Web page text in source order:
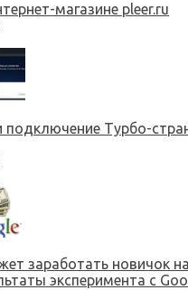
магазине pleer.ru
подключение Турбо-
заработать новичок
эксперимента с